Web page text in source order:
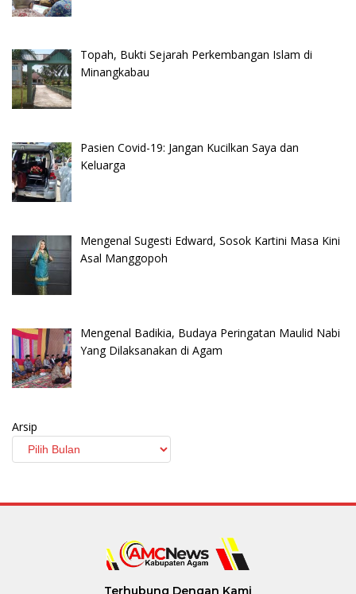
Topah, Bukti Sejarah Perkembangan Islam di
Minangkabau
Pasien Covid-19: Jangan Kucilkan Saya dan
Keluarga
Mengenal Sugesti Edward, Sosok Kartini Masa Kini
Asal Manggopoh
Mengenal Badikia, Budaya Peringatan Maulid Nabi
Yang Dilaksanakan di Agam
Arsip
Terhubung Dengan Kami